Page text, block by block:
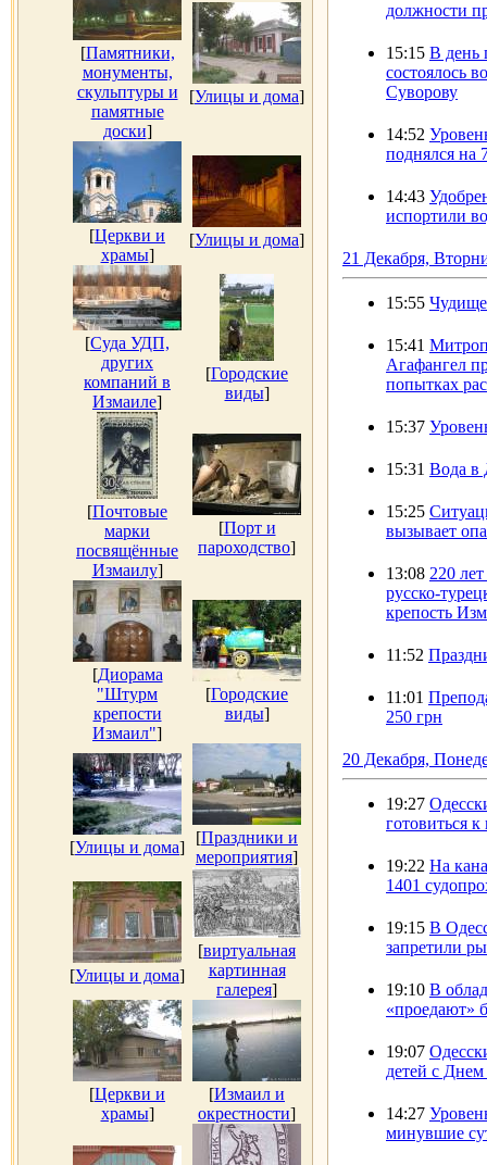
[Памятники,
монументы,
скульптуры и
памятные
доски]
[Улицы и дома]
[Церкви и
храмы]
[Улицы и дома]
[Суда УДП,
других
компаний в
Измаиле]
[Городские
виды]
[Почтовые
марки
посвящённые
Измаилу]
[Порт и
пароходство]
[Диорама
"Штурм
крепости
Измаил"]
[Городские
виды]
[Улицы и дома]
[Праздники и
мероприятия]
[Улицы и дома]
[виртуальная
картинная
галерея]
[Церкви и
храмы]
[Измаил и
окрестности]
должности
15:15 В день
состоялось
Суворову
14:52
поднялся на
14:43
испортили
21 Декабря,
15:55 Чудище
15:41
Агафангел
попытках
15:37
15:31 Вода в
15:25
вызывает
13:08 220
русско-
крепость
11:52
11:01
250 грн
20 Декабря,
19:27
готовиться
19:22 На
1401
19:15 В
запретили
19:10 В
«проедают»
19:07
детей c
14:27
минувшие